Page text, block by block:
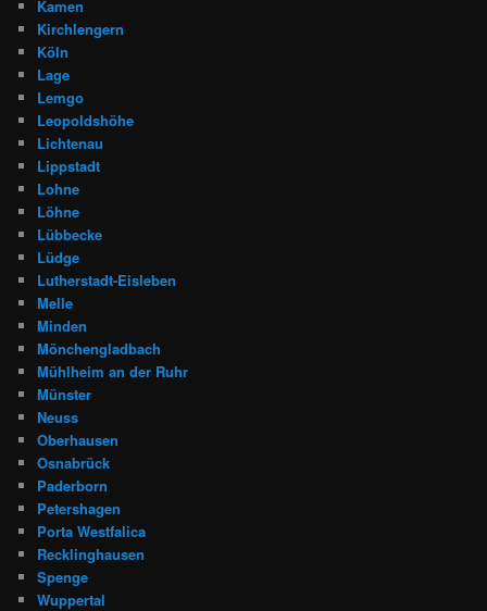
Kamen
Kirchlengern
Köln
Lage
Lemgo
Leopoldshöhe
Lichtenau
Lippstadt
Lohne
Löhne
Lübbecke
Lüdge
Lutherstadt-Eisleben
Melle
Minden
Mönchengladbach
Mühlheim an der Ruhr
Münster
Neuss
Oberhausen
Osnabrück
Paderborn
Petershagen
Porta Westfalica
Recklinghausen
Spenge
Wuppertal